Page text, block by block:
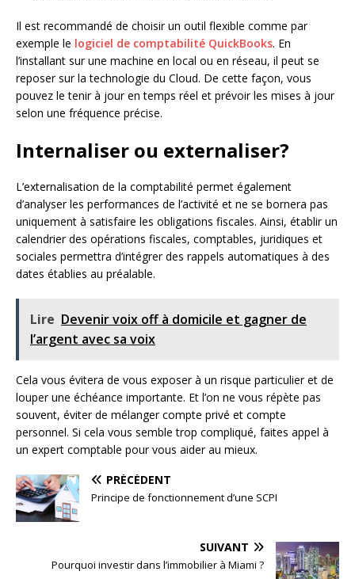
Il est recommandé de choisir un outil flexible comme par
exemple le logiciel de comptabilité QuickBooks. En
l’installant sur une machine en local ou en réseau, il peut se
reposer sur la technologie du Cloud. De cette façon, vous
pouvez le tenir à jour en temps réel et prévoir les mises à jour
selon une fréquence précise.
Internaliser ou externaliser?
L’externalisation de la comptabilité permet également
d’analyser les performances de l’activité et ne se bornera pas
uniquement à satisfaire les obligations fiscales. Ainsi, établir un
calendrier des opérations fiscales, comptables, juridiques et
sociales permettra d’intégrer des rappels automatiques à des
dates établies au préalable.
Lire Devenir voix off à domicile et gagner de
l’argent avec sa voix
Cela vous évitera de vous exposer à un risque particulier et de
louper une échéance importante. Et l’on ne vous répète pas
souvent, éviter de mélanger compte privé et compte
personnel. Si cela vous semble trop compliqué, faites appel à
un expert comptable pour vous aider au mieux.
PRÉCÉDENT
Principe de fonctionnement d’une SCPI
SUIVANT
Pourquoi investir dans l’immobilier à Miami ?